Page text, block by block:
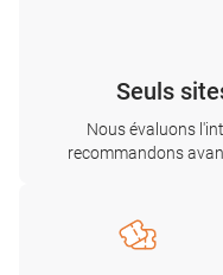
Seuls
Nous évaluons
recommandons